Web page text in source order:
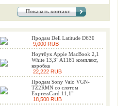
Показать контакт
Продам Dell Latitude D630
9,000 RUB
Ноутбук Apple MacBook 2,1
White 13,3" A1181 комплект,
коробка
22,222 RUB
Продам Sony Vaio VGN-
TZ2RMN со слотом
ExpressCard 11,1"
18,500 RUB